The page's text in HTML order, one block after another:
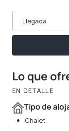
Lo que
EN DETALLE
Tipo de
Chalet
Llegada